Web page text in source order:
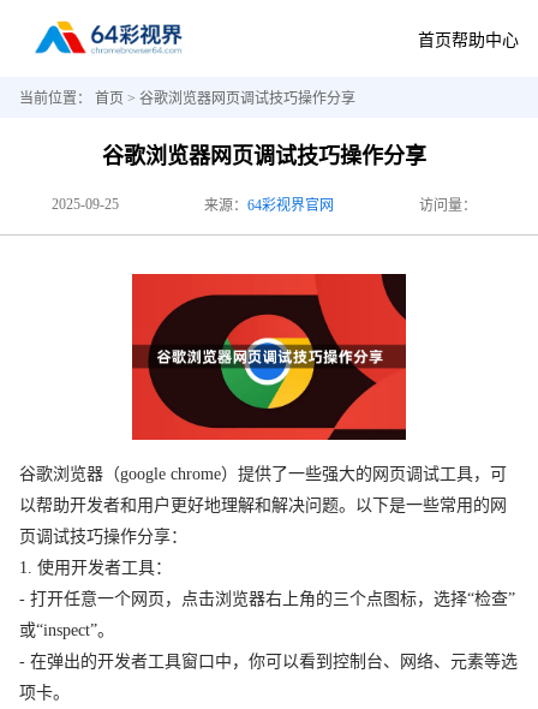
首页帮助中心
当前位置： 首页 > 谷歌浏览器网页调试技巧操作分享
谷歌浏览器网页调试技巧操作分享
2025-09-25 来源： 64彩视界官网 访问量：
谷歌浏览器（google chrome）提供了一些强大的网页调试工具，可
以帮助开发者和用户更好地理解和解决问题。以下是一些常用的网
页调试技巧操作分享：
1. 使用开发者工具：
- 打开任意一个网页，点击浏览器右上角的三个点图标，选择“检查”
或“inspect”。
- 在弹出的开发者工具窗口中，你可以看到控制台、网络、元素等选
项卡。